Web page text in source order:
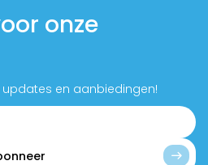
onze
en aanbiedingen!